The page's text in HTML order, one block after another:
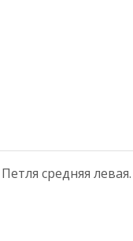
средняя левая.